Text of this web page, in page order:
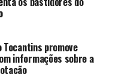
promove
informações sobre a